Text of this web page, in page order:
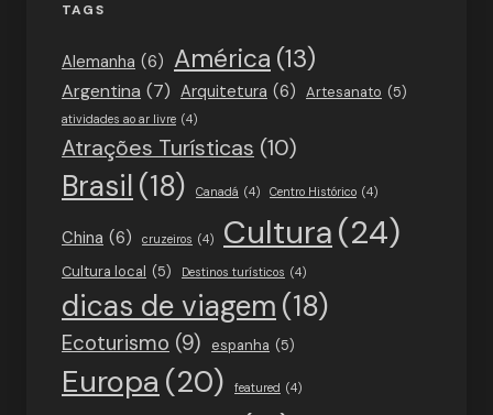
TAGS
Alemanha (6) América (13)
Argentina (7) Arquitetura (6) Artesanato (5)
atividades ao ar livre (4)
Atrações Turísticas (10)
Brasil (18) Canadá (4) Centro Histórico (4)
China (6) cruzeiros (4) Cultura(24)
Cultura local (5) Destinos turísticos (4)
dicas de viagem (18)
Ecoturismo (9) espanha (5)
Europa (20) featured (4)